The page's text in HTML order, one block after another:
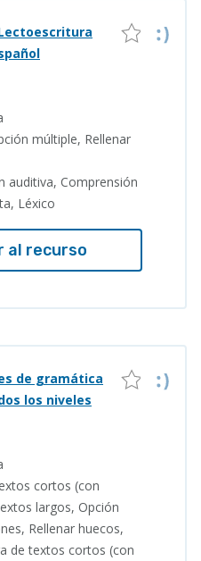
Lectoescritura
múltiple, Rellenar
auditiva, Comprensión
Léxico
al recurso
de gramática
los niveles
cortos (con
largos, Opción
Rellenar huecos,
de textos cortos (con